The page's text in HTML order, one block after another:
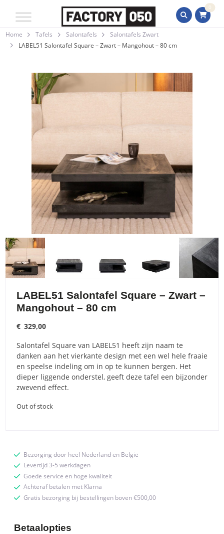
0
Home Tafels Salontafels
Salontafels Zwart
LABEL51 Salontafel Square – Zwart – Mangohout – 80 cm
LABEL51 Salontafel Square – Zwart –
Mangohout – 80 cm
€ 329,00
Salontafel Square van LABEL51 heeft zijn naam te
danken aan het vierkante design met een wel hele fraaie
en speelse indeling om in op te kunnen bergen. Het
dieper liggende onderstel, geeft deze tafel een bijzonder
zwevend effect.
Out of stock
Bezorging door heel Nederland en België
Levertijd 3-5 werkdagen
Goede service en hoge kwaliteit
Achteraf betalen met Klarna
Gratis bezorging bij bestellingen boven €500,00
Betaalopties